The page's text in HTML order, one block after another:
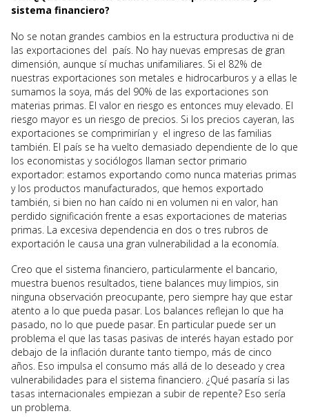
sistema financiero?
No se notan grandes cambios en la estructura productiva ni de
las exportaciones del país. No hay nuevas empresas de gran
dimensión, aunque sí muchas unifamiliares. Si el 82% de
nuestras exportaciones son metales e hidrocarburos y a ellas le
sumamos la soya, más del 90% de las exportaciones son
materias primas. El valor en riesgo es entonces muy elevado. El
riesgo mayor es un riesgo de precios. Si los precios cayeran, las
exportaciones se comprimirían y el ingreso de las familias
también. El país se ha vuelto demasiado dependiente de lo que
los economistas y sociólogos llaman sector primario
exportador: estamos exportando como nunca materias primas
y los productos manufacturados, que hemos exportado
también, si bien no han caído ni en volumen ni en valor, han
perdido significación frente a esas exportaciones de materias
primas. La excesiva dependencia en dos o tres rubros de
exportación le causa una gran vulnerabilidad a la economía.
Creo que el sistema financiero, particularmente el bancario,
muestra buenos resultados, tiene balances muy limpios, sin
ninguna observación preocupante, pero siempre hay que estar
atento a lo que pueda pasar. Los balances reflejan lo que ha
pasado, no lo que puede pasar. En particular puede ser un
problema el que las tasas pasivas de interés hayan estado por
debajo de la inflación durante tanto tiempo, más de cinco
años. Eso impulsa el consumo más allá de lo deseado y crea
vulnerabilidades para el sistema financiero. ¿Qué pasaría si las
tasas internacionales empiezan a subir de repente? Eso sería
un problema.